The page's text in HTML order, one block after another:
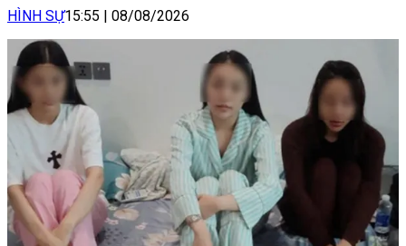
HÌNH SỰ15:55 08/08/2026